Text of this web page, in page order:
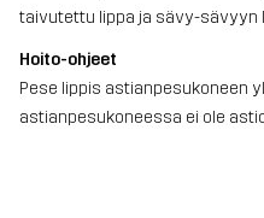
taivutettu lippa ja sävy-sävyyn
Hoito-ohjeet
Pese lippis astianpesukoneen
astianpesukoneessa ei ole